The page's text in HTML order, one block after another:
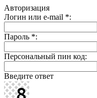
Авторизация
Логин или e-mail *:
Пароль *:
Персональный пин код:
Введите ответ